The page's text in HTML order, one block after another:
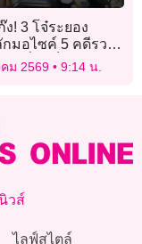
! 3 โจ๋ระยอง
กมอไซค์ 5 คดีรวด
ยา-ปั่นสล็อต
ม 2569 9:14 น.
วส์
ไลฟ์สไตล์